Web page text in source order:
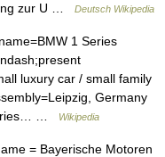
zur U …
Deutsch Wikipedia
1 Series
luxury car / small family
Germany
…
Wikipedia
= Bayerische Motoren